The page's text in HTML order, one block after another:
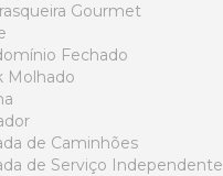
Gourmet
Fechado
Molhado
de Caminhões
de Serviço Independente